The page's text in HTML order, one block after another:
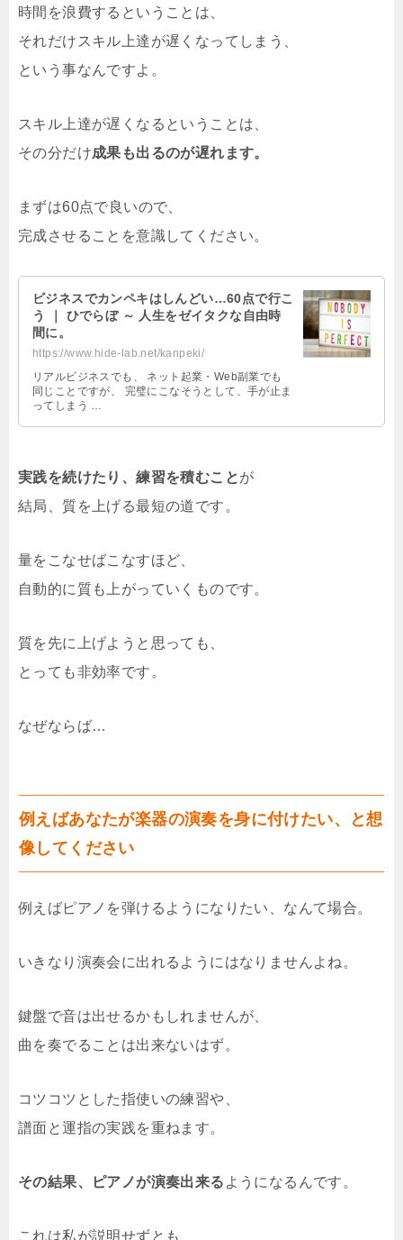
時間を浪費するということは、
それだけスキル上達が遅くなってしまう、
という事なんですよ。
スキル上達が遅くなるということは、
その分だけ成果も出るのが遅れます。
まずは60点で良いので、
完成させることを意識してください。
ビジネスでカンペキはしんどい…60点で行こ
う ｜ ひでらぼ ～ 人生をゼイタクな自由時
間に。
https://www.hide-lab.net/kanpeki/
リアルビジネスでも、 ネット起業・Web副業でも
同じことですが、 完璧にこなそうとして、手が止ま
実践を続けたり、練習を積むことが
結局、質を上げる最短の道です。
量をこなせばこなすほど、
自動的に質も上がっていくものです。
質を先に上げようと思っても、
とっても非効率です。
なぜならば…
例えばあなたが楽器の演奏を身に付けたい、と想
像してください
例えばピアノを弾けるようになりたい、なんて場合。
いきなり演奏会に出れるようにはなりませんよね。
鍵盤で音は出せるかもしれませんが、
曲を奏でることは出来ないはず。
コツコツとした指使いの練習や、
譜面と運指の実践を重ねます。
その結果、ピアノが演奏出来る ようになるんです。
これは私が説明せずとも、